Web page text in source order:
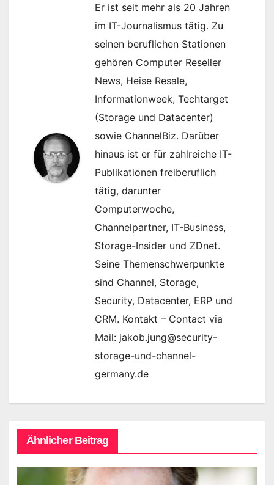
Er ist seit mehr als 20 Jahren
im IT-Journalismus tätig. Zu
seinen beruflichen Stationen
gehören Computer Reseller
News, Heise Resale,
Informationweek, Techtarget
(Storage und Datacenter)
sowie ChannelBiz. Darüber
hinaus ist er für zahlreiche IT-
Publikationen freiberuflich
tätig, darunter
Computerwoche,
Channelpartner, IT-Business,
Storage-Insider und ZDnet.
Seine Themenschwerpunkte
sind Channel, Storage,
Security, Datacenter, ERP und
CRM. Kontakt – Contact via
Mail: jakob.jung@security-
storage-und-channel-
germany.de
Ähnlicher Beitrag